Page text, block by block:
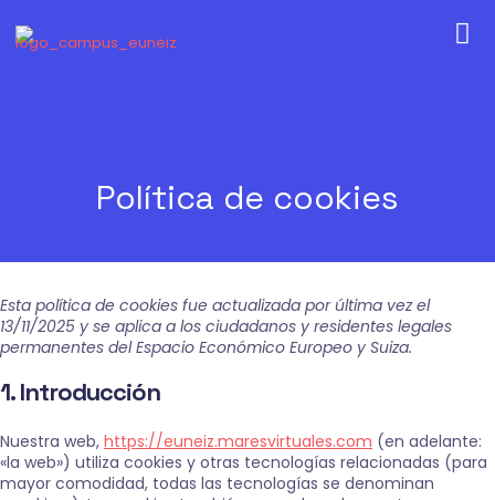
Política de cookies
Esta política de cookies fue actualizada por última vez el
13/11/2025 y se aplica a los ciudadanos y residentes legales
permanentes del Espacio Económico Europeo y Suiza.
1. Introducción
Nuestra web, https://euneiz.maresvirtuales.com (en adelante:
«la web») utiliza cookies y otras tecnologías relacionadas (para
mayor comodidad, todas las tecnologías se denominan